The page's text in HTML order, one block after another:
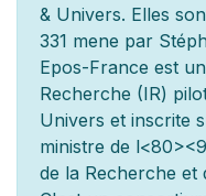
& Univers. Elles
331 mene par
Epos-France est
Recherche (IR)
Univers et inscrite
ministre de l
de la Recherche et